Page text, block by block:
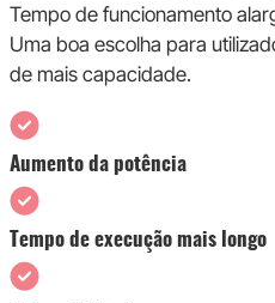
Tempo de funcionamento
Uma boa escolha para
de mais capacidade.
Aumento da potência
Tempo de execução mais longo